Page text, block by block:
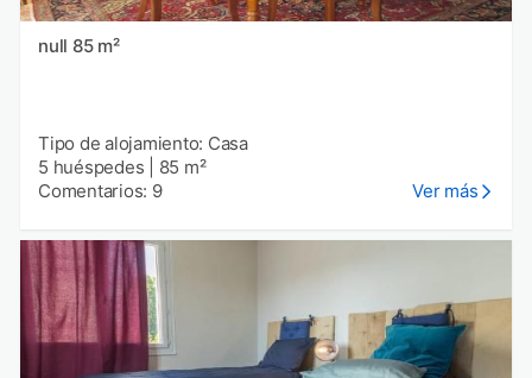
null 85 m²
Tipo de alojamiento: Casa
5 huéspedes
85 m²
Comentarios: 9
Ver más